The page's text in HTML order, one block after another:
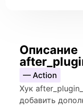
Описание
— Action
Хук
добавить